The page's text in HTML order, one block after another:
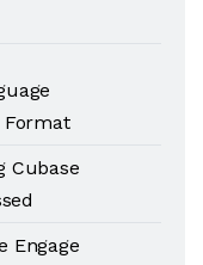
Format
Cubase
Engage